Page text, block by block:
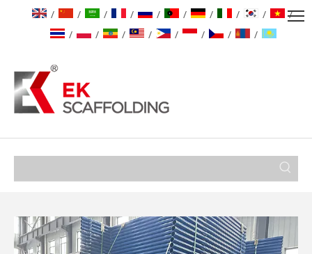
/ / / / / / / / /
/
/
/ / / / / / /